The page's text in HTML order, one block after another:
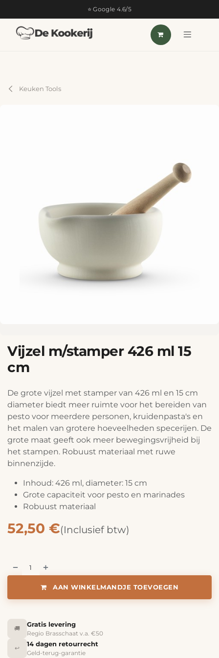
⭐ Google 4.6/5
Keuken Tools
Vijzel m/stamper 426 ml 15
cm
De grote vijzel met stamper van 426 ml en 15 cm
diameter biedt meer ruimte voor het bereiden van
pesto voor meerdere personen, kruidenpasta's en
het malen van grotere hoeveelheden specerijen. De
grote maat geeft ook meer bewegingsvrijheid bij
het stampen. Robuust materiaal met ruwe
binnenzijde.
Inhoud: 426 ml, diameter: 15 cm
Grote capaciteit voor pesto en marinades
Robuust materiaal
52,50 €(Inclusief btw)
AAN WINKELMANDJE TOEVOEGEN
🚚
Gratis levering
Regio Brasschaat v.a. €50
↩️
14 dagen retourrecht
Geld-terug-garantie